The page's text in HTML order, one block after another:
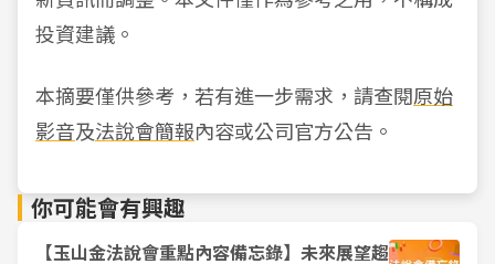
投資建議。
本摘要僅供參考，若有進一步需求，請查閱原始
影音及法說會簡報內容或公司官方公告。
你可能會有興趣
【玉山金法說會重點內容備忘錄】未來展望趨